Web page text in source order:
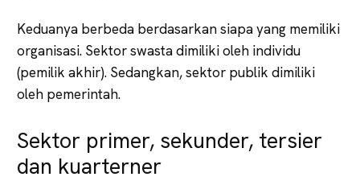
Keduanya berbeda berdasarkan siapa yang memiliki
organisasi. Sektor swasta dimiliki oleh individu
(pemilik akhir). Sedangkan, sektor publik dimiliki
oleh pemerintah.
Sektor primer, sekunder, tersier
dan kuarterner